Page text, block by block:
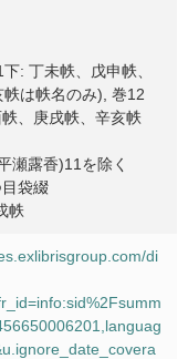
: 丁未帙、戊申帙、
は帙名のみ), 巻12
、庚戌帙、辛亥帙
瀬露香)11を除く
袋綴
帙
di